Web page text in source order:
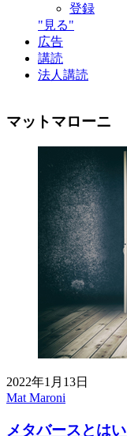
登録
"見る"
広告
講読
法人講読
マットマローニ
2022年1月13日
Mat Maroni
メタバースとは